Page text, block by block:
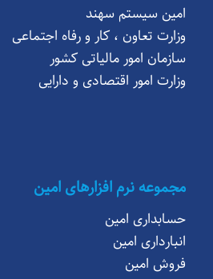
امین سیستم سهند
وزارت تعاون ، کار و رفاه اجتماعی
سازمان امور مالیاتی کشور
وزارت امور اقتصادی و دارایی
مجموعه نرم افزارهای امین
حسابداری امین
انبارداری امین
فروش امین